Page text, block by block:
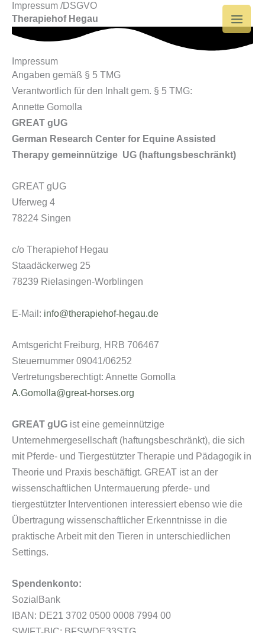
Zum
Inhalt
springen
Main
Menu
Impressum /DSGVO
Therapiehof Hegau
Impressum
Angaben gemäß § 5 TMG
Verantwortlich für den Inhalt gem. § 5 TMG:
Annette Gomolla
GREAT gUG
German Research Center for Equine Assisted
Therapy gemeinnützige UG (haftungsbeschränkt)
GREAT gUG
Uferweg 4
78224 Singen
c/o Therapiehof Hegau
Staadäckerweg 25
78239 Rielasingen-Worblingen
E-Mail: info@therapiehof-hegau.de
Amtsgericht Freiburg, HRB 706467
Steuernummer 09041/06252
Vertretungsberechtigt: Annette Gomolla
A.Gomolla@great-horses.org
GREAT gUG ist eine gemeinnützige
Unternehmergesellschaft (haftungsbeschränkt), die sich
mit Pferde- und Tiergestützter Therapie und Pädagogik in
Theorie und Praxis beschäftigt. GREAT ist an der
wissenschaftlichen Untermauerung pferde- und
tiergestützter Interventionen interessiert ebenso wie die
Übertragung wissenschaftlicher Erkenntnisse in die
praktische Arbeit mit den Tieren in unterschiedlichen
Settings.
Spendenkonto:
SozialBank
IBAN: DE21 3702 0500 0008 7994 00